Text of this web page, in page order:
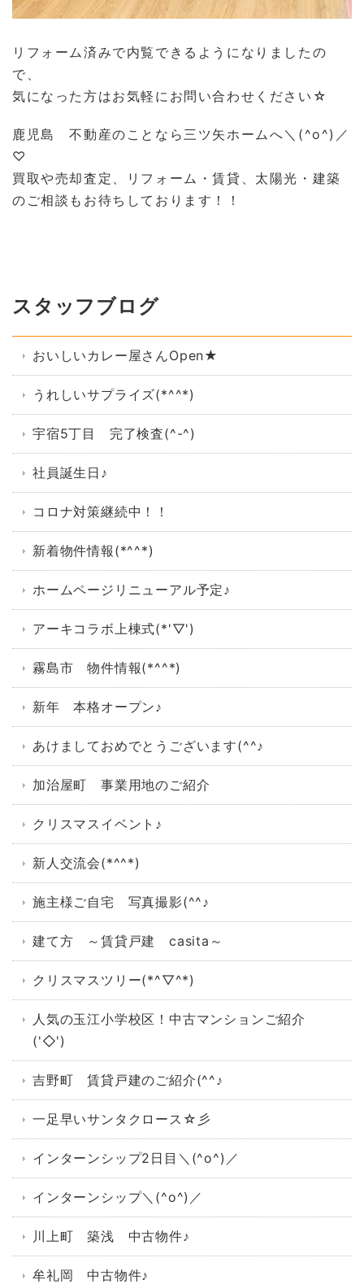
リフォーム済みで内覧できるようになりましたの
で、
気になった方はお気軽にお問い合わせください☆
鹿児島 不動産のことなら三ツ矢ホームへ＼(^o^)／
♡
買取や売却査定、リフォーム・賃貸、太陽光・建築
のご相談もお待ちしております！！
スタッフブログ
おいしいカレー屋さんOpen★
うれしいサプライズ(*^^*)
宇宿5丁目 完了検査(^-^)
社員誕生日♪
コロナ対策継続中！！
新着物件情報(*^^*)
ホームページリニューアル予定♪
アーキコラボ上棟式(*'▽')
霧島市 物件情報(*^^*)
新年 本格オープン♪
あけましておめでとうございます(^^♪
加治屋町 事業用地のご紹介
クリスマスイベント♪
新人交流会(*^^*)
施主様ご自宅 写真撮影(^^♪
建て方 ～賃貸戸建 casita～
クリスマスツリー(*^▽^*)
人気の玉江小学校区！中古マンションご紹介
('◇')ゞ
吉野町 賃貸戸建のご紹介(^^♪
一足早いサンタクロース☆彡
インターンシップ2日目＼(^o^)／
インターンシップ＼(^o^)／
川上町 築浅 中古物件♪
牟礼岡 中古物件♪